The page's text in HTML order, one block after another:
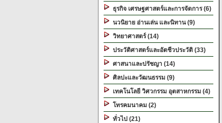
ธุรกิจ เศรษฐศาสตร์และการจัดการ (6)
นวนิยาย อ่านเล่น และนิทาน (9)
วิทยาศาสตร์ (14)
ประวัติศาสตร์และอัตชีวประวัติ (33)
ศาสนาและปรัชญา (14)
ศิลปะและวัฒนธรรม (9)
เทคโนโลยี วิศวกรรม อุตสาหกรรม (4)
โทรคมนาคม (2)
ทั่วไป (21)